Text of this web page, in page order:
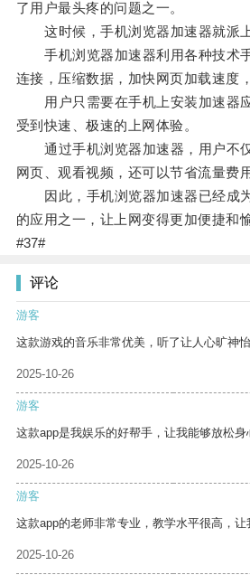
了用户最头疼的问题之一。
这时候，手机浏览器加速器就派上
手机浏览器加速器利用各种技术
连接，压缩数据，加快网页加载速度
用户只需要在手机上安装加速器
受到快速、极速的上网体验。
通过手机浏览器加速器，用户不
网页、观看视频，还可以节省流量费用
因此，手机浏览器加速器已经成
的应用之一，让上网变得更加便捷和
#37#
评论
游客
这款游戏的音乐非常优美，听了让人心旷神怡
2025-10-26
游客
这款app是我娱乐的好帮手，让我能够放松身
2025-10-26
游客
这款app的老师非常专业，教学水平很高，让
2025-10-26